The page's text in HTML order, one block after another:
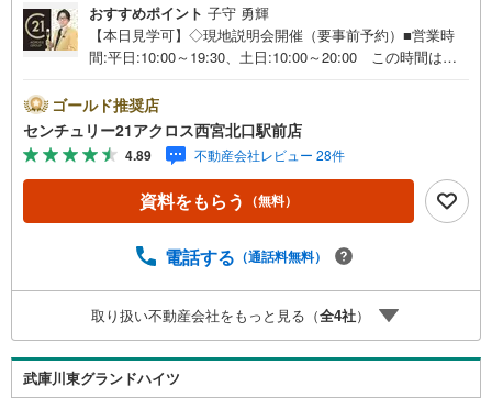
おすすめポイント 子守 勇輝
【本日見学可】◇現地説明会開催（要事前予約）■営業時
間:平日:10:00～19:30、土日:10:00～20:00 この時間はお
2月にユニットバス・TVインターホン・トイレ・ビルトイ
ンコンロ交換、クロス張替、CF・フローリング施工、畳表
替、襖貼替のリフォーム完了予定です。＝＝センチュリー2
1アクロスグループの3つの特徴＝＝＝■センチュリー21グ
ループで28年連続No.1（1997年～2024年兵庫地区仲介実
績） 尼崎・伊丹・西宮・宝塚にて8店舗展開中。阪神間で
スペース完備 8店舗すべて駅前にございますが、お車での
取り扱い物件多数ございます。 地域密着の当店では2000
万円台の新築戸建や、1000万円台の中古マンションを始め
多数物件を取り扱っています。Yahoo！不動産に掲載しき
れない物件もご紹介できます。お気軽にお問合せくださ
い。
ゴールド推奨店
センチュリー21アクロス西宮北口駅前店
4.89 不動産会社レビュー 28件
資料をもらう （無料）
電話する （通話料無料）
取り扱い不動産会社をもっと見る（全4社）
武庫川東グランドハイツ